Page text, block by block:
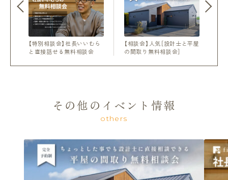
【特別相談会】社長いいむら
と直接話せる無料相談会
【相談会】人気［設計士と平屋
の間取り無料相談会］
その他のイベント情報
others